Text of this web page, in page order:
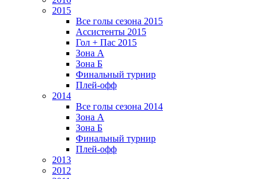
2015
Все голы сезона 2015
Ассистенты 2015
Гол + Пас 2015
Зона А
Зона Б
Финальный турнир
Плей-офф
2014
Все голы сезона 2014
Зона А
Зона Б
Финальный турнир
Плей-офф
2013
2012